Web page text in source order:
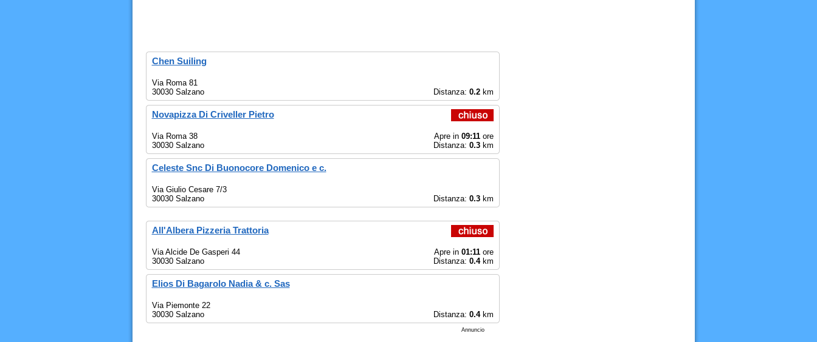
Chen Suiling
Via Roma 81
30030 Salzano
Distanza: 0.2km
Novapizza Di Criveller Pietro
Via Roma 38
30030 Salzano
Apre in 09:11ore
Distanza: 0.3km
Celeste Snc Di Buonocore Domenico e c.
Via Giulio Cesare 7/3
30030 Salzano
Distanza: 0.3km
All'Albera Pizzeria Trattoria
Via Alcide De Gasperi 44
30030 Salzano
Apre in 01:11ore
Distanza: 0.4km
Elios Di Bagarolo Nadia & c. Sas
Via Piemonte 22
30030 Salzano
Distanza: 0.4km
Annuncio